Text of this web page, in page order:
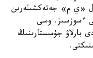
«ي م» جەتەكشىلەرىن
ءسوزسىز. وسى
بارلاۋ جۇمىستارىنىڭ